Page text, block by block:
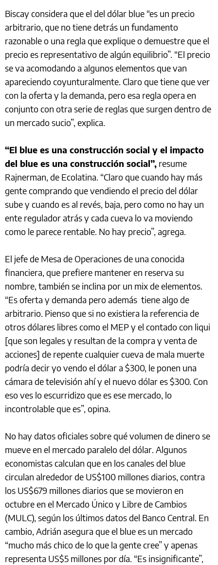
Biscay considera que el del dólar blue “es un precio
arbitrario, que no tiene detrás un fundamento
razonable o una regla que explique o demuestre que el
precio es representativo de algún equilibrio”. “El precio
se va acomodando a algunos elementos que van
apareciendo coyunturalmente. Claro que tiene que ver
con la oferta y la demanda, pero esa regla opera en
conjunto con otra serie de reglas que surgen dentro de
un mercado sucio”, explica.
“El blue es una construcción social y el impacto
del blue es una construcción social”, resume
Rajnerman, de Ecolatina. “Claro que cuando hay más
gente comprando que vendiendo el precio del dólar
sube y cuando es al revés, baja, pero como no hay un
ente regulador atrás y cada cueva lo va moviendo
como le parece rentable. No hay precio”, agrega.
El jefe de Mesa de Operaciones de una conocida
financiera, que prefiere mantener en reserva su
nombre, también se inclina por un mix de elementos.
“Es oferta y demanda pero además tiene algo de
arbitrario. Pienso que si no existiera la referencia de
otros dólares libres como el MEP y el contado con liqui
[que son legales y resultan de la compra y venta de
acciones] de repente cualquier cueva de mala muerte
podría decir yo vendo el dólar a $300, le ponen una
cámara de televisión ahí y el nuevo dólar es $300. Con
eso ves lo escurridizo que es ese mercado, lo
incontrolable que es”, opina.
No hay datos oficiales sobre qué volumen de dinero se
mueve en el mercado paralelo del dólar. Algunos
economistas calculan que en los canales del blue
circulan alrededor de US$100 millones diarios, contra
los US$679 millones diarios que se movieron en
octubre en el Mercado Único y Libre de Cambios
(MULC), según los últimos datos del Banco Central. En
cambio, Adrián asegura que el blue es un mercado
“mucho más chico de lo que la gente cree” y apenas
representa US$5 millones por día. “Es insignificante”,